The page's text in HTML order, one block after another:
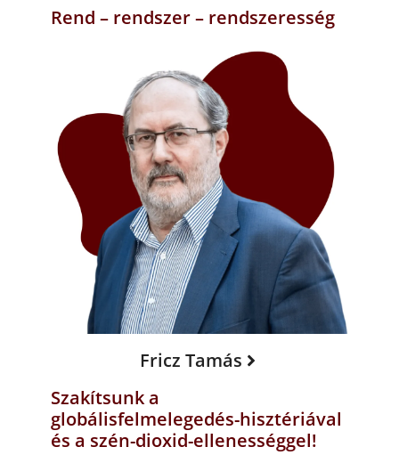
Rend – rendszer – rendszeresség
Fricz Tamás
Szakítsunk a
globálisfelmelegedés-hisztériával
és a szén-dioxid-ellenességgel!